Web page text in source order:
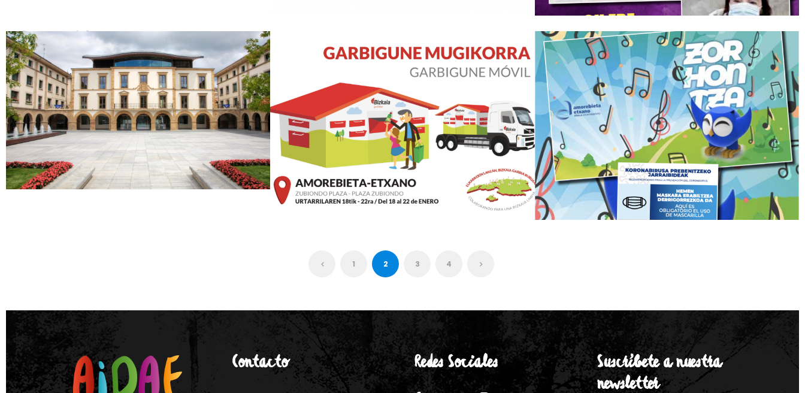
1 2 3 4
Contacto Redes Sociales
Suscríbete a nuestra
newsletter